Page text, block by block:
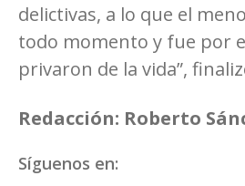
delictivas, a lo que el
todo momento y fue por
privaron de la vida”,
Redacción: Roberto
Síguenos en: